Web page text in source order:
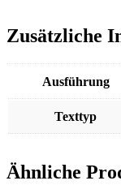
Zusätzliche
Ausführung
Texttyp
Ähnliche